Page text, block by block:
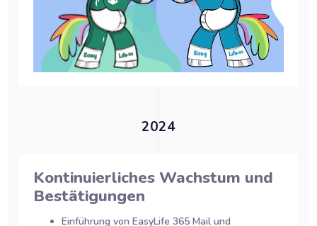
2024
Kontinuierliches Wachstum und
Bestätigungen
Einführung von EasyLife 365 Mail und